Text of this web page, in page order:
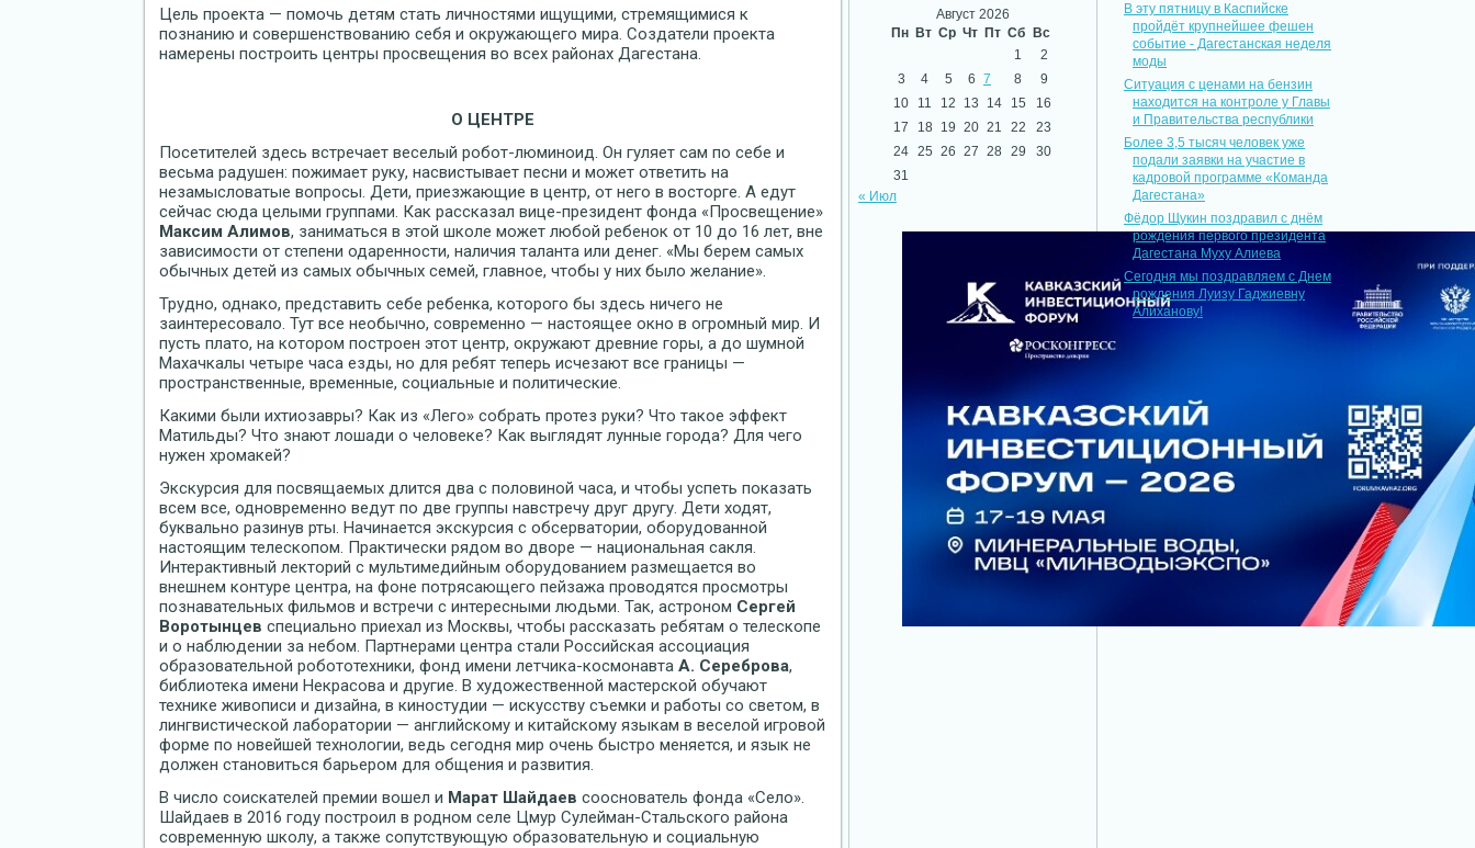
Цель проекта — помочь детям стать личностями ищущими, стремящимися к
познанию и совершенствованию себя и окружающего мира. Создатели проекта
намерены построить центры просвещения во всех районах Дагестана.
О ЦЕНТРЕ
Посетителей здесь встречает веселый робот-люминоид. Он гуляет сам по себе и
весьма радушен: пожимает руку, насвистывает песни и может ответить на
незамысловатые вопросы. Дети, приезжающие в центр, от него в восторге. А едут
сейчас сюда целыми группами. Как рассказал вице-президент фонда «Просвещение»
Максим Алимов, заниматься в этой школе может любой ребенок от 10 до 16 лет, вне
зависимости от степени одаренности, наличия таланта или денег. «Мы берем самых
обычных детей из самых обычных семей, главное, чтобы у них было желание».
Трудно, однако, представить себе ребенка, которого бы здесь ничего не
заинтересовало. Тут все необычно, современно — настоящее окно в огромный мир. И
пусть плато, на котором построен этот центр, окружают древние горы, а до шумной
Махачкалы четыре часа езды, но для ребят теперь исчезают все границы —
пространственные, временные, социальные и политические.
Какими были ихтиозавры? Как из «Лего» собрать протез руки? Что такое эффект
Матильды? Что знают лошади о человеке? Как выглядят лунные города? Для чего
нужен хромакей?
Экскурсия для посвящаемых длится два с половиной часа, и чтобы успеть показать
всем все, одновременно ведут по две группы навстречу друг другу. Дети ходят,
буквально разинув рты. Начинается экскурсия с обсерватории, оборудованной
настоящим телескопом. Практически рядом во дворе — национальная сакля.
Интерактивный лекторий с мультимедийным оборудованием размещается во
внешнем контуре центра, на фоне потрясающего пейзажа проводятся просмотры
познавательных фильмов и встречи с интересными людьми. Так, астроном Сергей
Воротынцев специально приехал из Москвы, чтобы рассказать ребятам о телескопе
и о наблюдении за небом. Партнерами центра стали Российская ассоциация
образовательной робототехники, фонд имени летчика-космонавта А. Сереброва,
библиотека имени Некрасова и другие. В художественной мастерской обучают
технике живописи и дизайна, в киностудии — искусству съемки и работы со светом, в
лингвистической лаборатории — английскому и китайскому языкам в веселой игровой
форме по новейшей технологии, ведь сегодня мир очень быстро меняется, и язык не
должен становиться барьером для общения и развития.
В число соискателей премии вошел и Марат Шайдаев сооснователь фонда «Село».
Шайдаев в 2016 году построил в родном селе Цмур Сулейман-Стальского района
современную школу, а также сопутствующую образовательную и социальную
Август 2026
Пн Вт Ср Чт Пт Сб
Вс
1
2
3
4 5 6 7 8
9
10
11 12 13 14 15
16
17
18 19 20 21 22
23
24 25 26 27 28 29
30
31
« Июл
В эту пятницу в Каспийске
пройдёт крупнейшее фешен
событие - Дагестанская неделя
моды
Ситуация с ценами на бензин
находится на контроле у Главы
и Правительства республики
Более 3,5 тысяч человек уже
подали заявки на участие в
кадровой программе «Команда
Дагестана»
Фёдор Щукин поздравил с днём
рождения первого президента
Дагестана Муху Алиева
Сегодня мы поздравляем с Днем
рождения Луизу Гаджиевну
Алиханову!